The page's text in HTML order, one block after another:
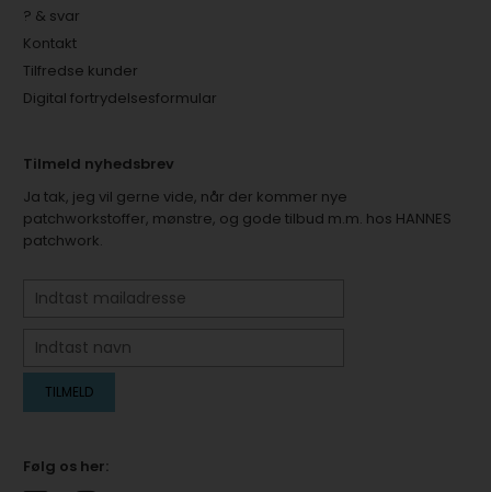
? & svar
Kontakt
Tilfredse kunder
Digital fortrydelsesformular
Tilmeld nyhedsbrev
Ja tak, jeg vil gerne vide, når der kommer nye
patchworkstoffer, mønstre, og gode tilbud m.m. hos HANNES
patchwork.
Følg os her: